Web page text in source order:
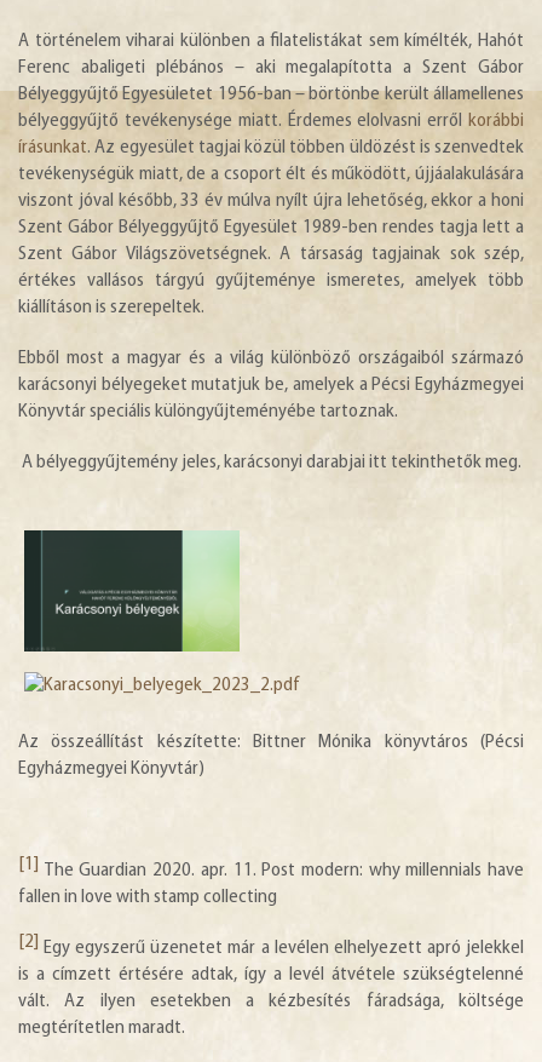
A történelem viharai különben a filatelistákat sem kímélték, Hahót
Ferenc abaligeti plébános – aki megalapította a Szent Gábor
Bélyeggyűjtő Egyesületet 1956-ban – börtönbe került államellenes
bélyeggyűjtő tevékenysége miatt. Érdemes elolvasni erről
korábbi
írásunkat. Az egyesület tagjai közül többen üldözést is szenvedtek
tevékenységük miatt, de a csoport élt és működött, újjáalakulására
viszont jóval később, 33 év múlva nyílt újra lehetőség, ekkor a honi
Szent Gábor Bélyeggyűjtő Egyesület 1989-ben rendes tagja lett a
Szent Gábor Világszövetségnek. A társaság tagjainak sok szép,
értékes vallásos tárgyú gyűjteménye ismeretes, amelyek több
kiállításon is szerepeltek.
Ebből most a magyar és a világ különböző országaiból származó
karácsonyi bélyegeket mutatjuk be, amelyek a Pécsi Egyházmegyei
Könyvtár speciális különgyűjteményébe tartoznak.
A bélyeggyűjtemény jeles, karácsonyi darabjai itt tekinthetők meg.
Az összeállítást készítette: Bittner Mónika könyvtáros (Pécsi
Egyházmegyei Könyvtár)
[1]
The Guardian 2020. apr. 11. Post modern: why millennials have
fallen in love with stamp collecting
[2]
Egy egyszerű üzenetet már a levélen elhelyezett apró jelekkel
is a címzett értésére adtak, így a levél átvétele szükségtelenné
vált. Az ilyen esetekben a kézbesítés fáradsága, költsége
megtérítetlen maradt.